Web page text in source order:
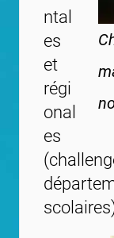
ntal
es
et
régi
onal
es